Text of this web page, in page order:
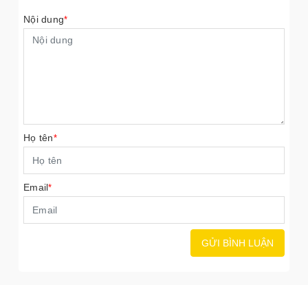
Nội dung*
Họ tên*
Email*
GỬI BÌNH LUẬN